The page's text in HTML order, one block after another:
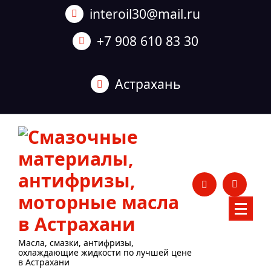
interoil30@mail.ru
+7 908 610 83 30
Астрахань
Масла, смазки, антифризы,
охлаждающие жидкости по лучшей цене
в Астрахани